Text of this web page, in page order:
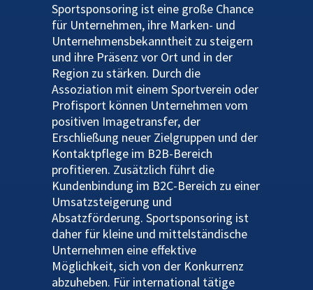
Sportsponsoring ist eine große Chance
für Unternehmen, ihre Marken- und
Unternehmensbekanntheit zu steigern
und ihre Präsenz vor Ort und in der
Region zu stärken. Durch die
Assoziation mit einem Sportverein oder
Profisport können Unternehmen vom
positiven Imagetransfer, der
Erschließung neuer Zielgruppen und der
Kontaktpflege im B2B-Bereich
profitieren. Zusätzlich führt die
Kundenbindung im B2C-Bereich zu einer
Umsatzsteigerung und
Absatzförderung. Sportsponsoring ist
daher für kleine und mittelständische
Unternehmen eine effektive
Möglichkeit, sich von der Konkurrenz
abzuheben. Für international tätige